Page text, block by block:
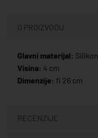
O PROIZVODU
Glavni materijal: Silikon
Visina: 4 cm
Dimenzije: fi 26 cm
RECENZIJE